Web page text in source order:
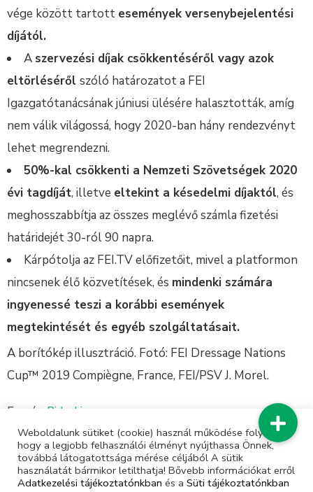
vége között tartott események versenybejelentési
díjától.
A szervezési díjak csökkentéséről vagy azok
eltörléséről szóló határozatot a FEI
Igazgatótanácsának júniusi ülésére halasztották, amíg
nem válik világossá, hogy 2020-ban hány rendezvényt
lehet megrendezni.
50%-kal csökkenti a Nemzeti Szövetségek 2020
évi tagdíját, illetve eltekint a késedelmi díjaktól, és
meghosszabbítja az összes meglévő számla fizetési
határidejét 30-ról 90 napra.
Kárpótolja az FEI.TV előfizetőit, mivel a platformon
nincsenek élő közvetítések, és mindenki számára
ingyenessé teszi a korábbi események
megtekintését és egyéb szolgáltatásait.
A borítókép illusztráció. Fotó: FEI Dressage Nations
Cup™ 2019 Compiègne, France, FEI/PSV J. Morel.
Forrás: RiderLine
Weboldalunk sütiket (cookie) használ működése folyamán,
hogy a legjobb felhasználói élményt nyújthassa Önnek,
továbbá látogatottsága mérése céljából A sütik
használatát bármikor letilthatja! Bővebb információkat erről
Adatkezelési tájékoztatónkban és a Süti tájékoztatónkban